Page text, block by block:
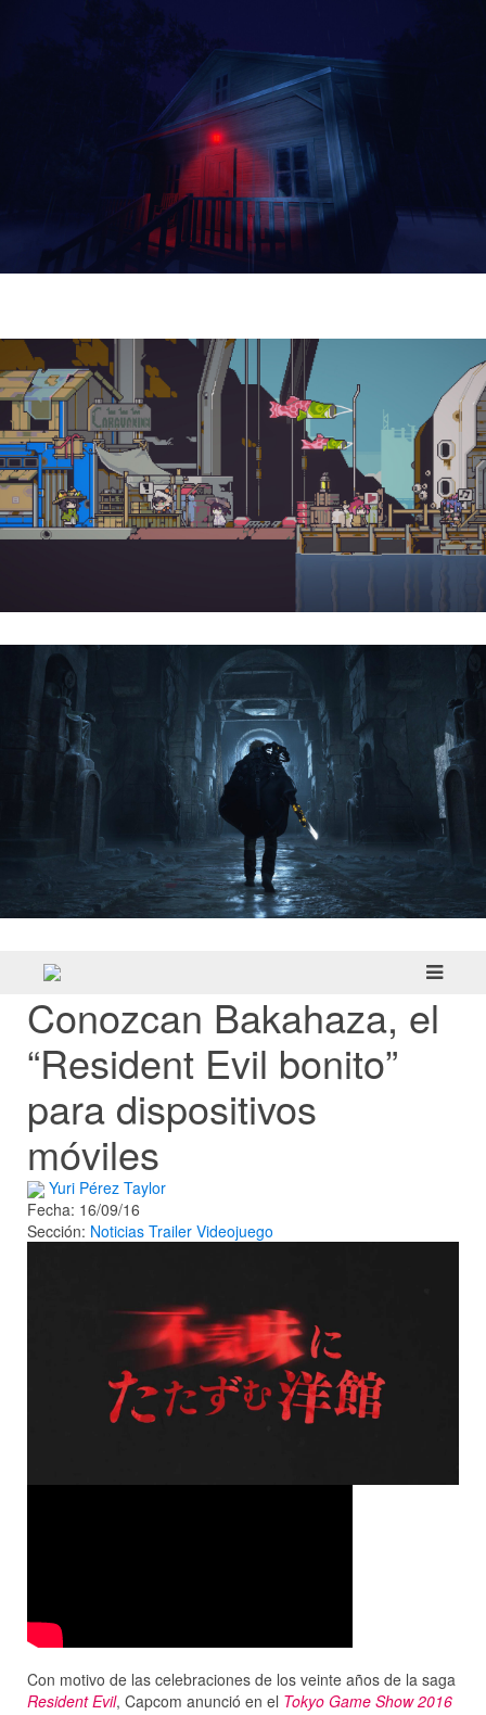
Conozcan Bakahaza, el
“Resident Evil bonito”
para dispositivos
móviles
Yuri Pérez Taylor
Fecha: 16/09/16
Sección: Noticias Trailer Videojuego
Con motivo de las celebraciones de los veinte años de la saga
Resident Evil, Capcom anunció en el Tokyo Game Show 2016